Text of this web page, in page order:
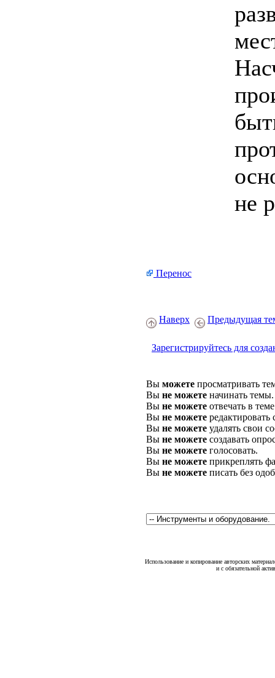
не
Перенос
Наверх Предыдущая
Зарегистрируйтесь для
Вы можете просматривать
Вы не можете начинать темы.
Вы не можете отвечать в
Вы не можете
Вы не можете удалять свои
Вы не можете создавать
Вы не можете голосовать.
Вы не можете прикреплять
Вы не можете писать без
Использование и копирование авторских
и с обязательной